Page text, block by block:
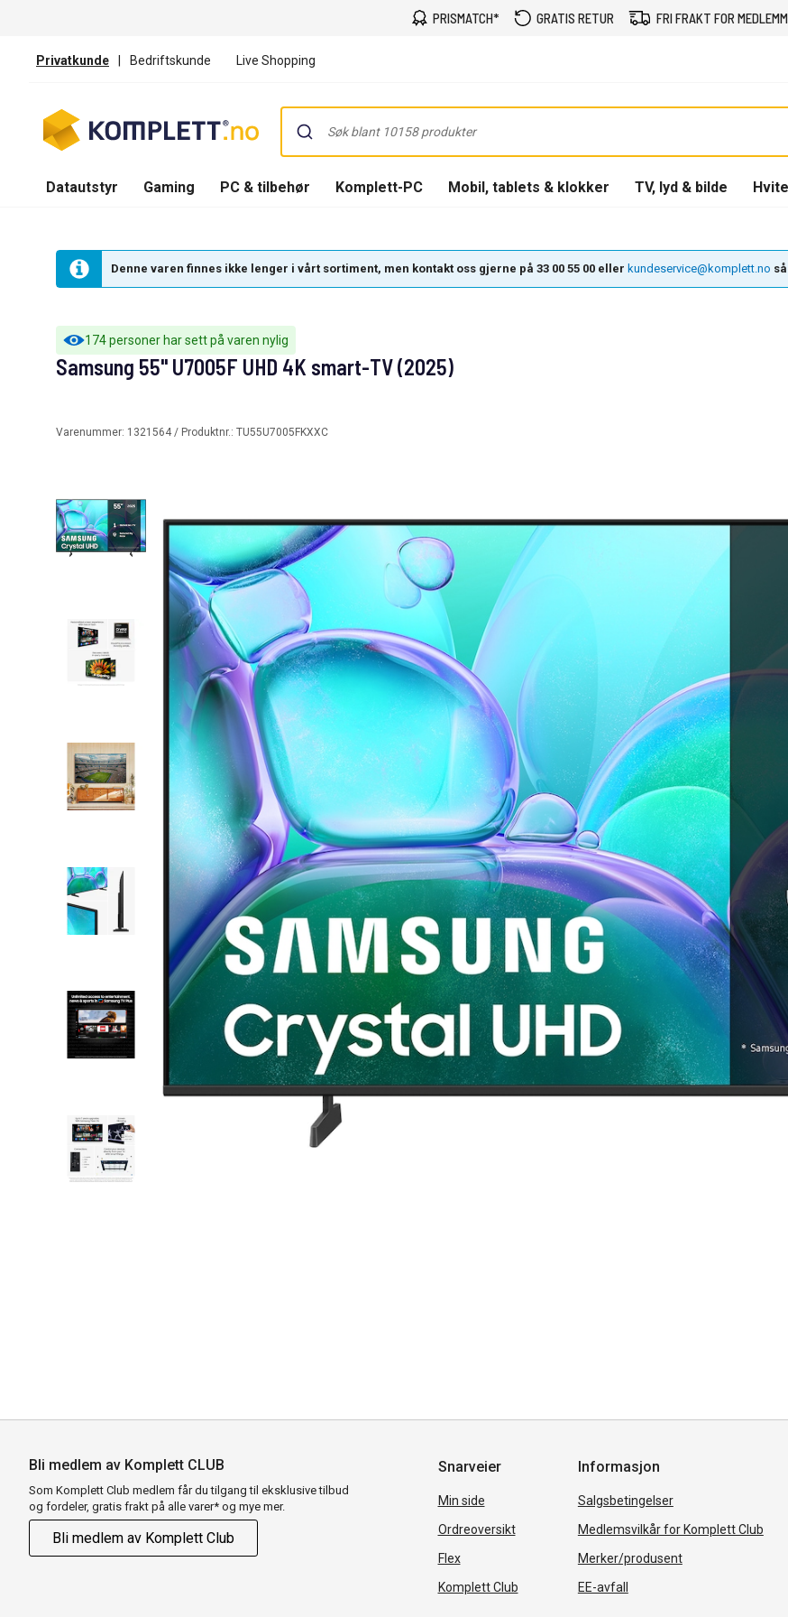
PRISMATCH* GRATIS RETUR FRI FRAKT FOR
Privatkunde | Bedriftskunde Live Shopping
Datautstyr Gaming PC & tilbehør Komplett-PC Mobil, tablets & klokker TV, lyd & bilde
Denne varen finnes ikke lenger i vårt sortiment, men kontakt oss gjerne på 33 00 55 00 eller kundeservice@komplett.no
174 personer har sett på varen nylig
Samsung 55" U7005F UHD 4K smart-TV (2025)
Varenummer: 1321564 / Produktnr.: TU55U7005FKXXC
Bli medlem av Komplett CLUB
Som Komplett Club medlem får du tilgang til eksklusive tilbud
og fordeler, gratis frakt på alle varer* og mye mer.
Bli medlem av Komplett Club
Snarveier
Min side
Ordreoversikt
Flex
Komplett Club
Informasjon
Salgsbetingelser
Medlemsvilkår for Komplett Club
Merker/produsent
EE-avfall